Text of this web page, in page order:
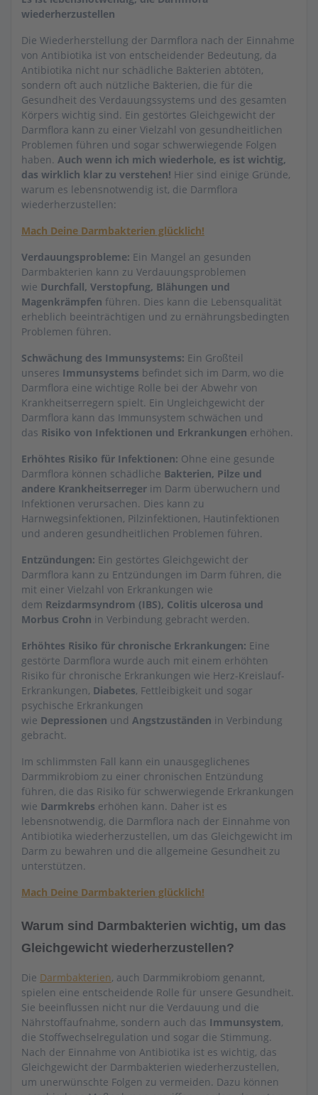
wiederherzustellen
Die Wiederherstellung der Darmflora nach der Einnahme
von Antibiotika ist von entscheidender Bedeutung, da
Antibiotika nicht nur schädliche Bakterien abtöten,
sondern oft auch nützliche Bakterien, die für die
Gesundheit des Verdauungssystems und des gesamten
Körpers wichtig sind. Ein gestörtes Gleichgewicht der
Darmflora kann zu einer Vielzahl von gesundheitlichen
Problemen führen und sogar schwerwiegende Folgen
haben. Auch wenn ich mich wiederhole, es ist wichtig,
das wirklich klar zu verstehen! Hier sind einige Gründe,
warum es lebensnotwendig ist, die Darmflora
wiederherzustellen:
Mach Deine Darmbakterien glücklich!
Verdauungsprobleme: Ein Mangel an gesunden
Darmbakterien kann zu Verdauungsproblemen
wie Durchfall, Verstopfung, Blähungen und
Magenkrämpfen führen. Dies kann die Lebensqualität
erheblich beeinträchtigen und zu ernährungsbedingten
Problemen führen.
Schwächung des Immunsystems: Ein Großteil
unseres Immunsystems befindet sich im Darm, wo die
Darmflora eine wichtige Rolle bei der Abwehr von
Krankheitserregern spielt. Ein Ungleichgewicht der
Darmflora kann das Immunsystem schwächen und
das Risiko von Infektionen und Erkrankungen erhöhen.
Erhöhtes Risiko für Infektionen: Ohne eine gesunde
Darmflora können schädliche Bakterien, Pilze und
andere Krankheitserreger im Darm überwuchern und
Infektionen verursachen. Dies kann zu
Harnwegsinfektionen, Pilzinfektionen, Hautinfektionen
und anderen gesundheitlichen Problemen führen.
Entzündungen: Ein gestörtes Gleichgewicht der
Darmflora kann zu Entzündungen im Darm führen, die
mit einer Vielzahl von Erkrankungen wie
dem Reizdarmsyndrom (IBS), Colitis ulcerosa und
Morbus Crohn in Verbindung gebracht werden.
Erhöhtes Risiko für chronische Erkrankungen: Eine
gestörte Darmflora wurde auch mit einem erhöhten
Risiko für chronische Erkrankungen wie Herz-Kreislauf-
Erkrankungen, Diabetes, Fettleibigkeit und sogar
psychische Erkrankungen
wie Depressionen und Angstzuständen in Verbindung
gebracht.
Im schlimmsten Fall kann ein unausgeglichenes
Darmmikrobiom zu einer chronischen Entzündung
führen, die das Risiko für schwerwiegende Erkrankungen
wie Darmkrebs erhöhen kann. Daher ist es
lebensnotwendig, die Darmflora nach der Einnahme von
Antibiotika wiederherzustellen, um das Gleichgewicht im
Darm zu bewahren und die allgemeine Gesundheit zu
unterstützen.
Mach Deine Darmbakterien glücklich!
Warum sind Darmbakterien wichtig, um das
Gleichgewicht wiederherzustellen?
Die Darmbakterien, auch Darmmikrobiom genannt,
spielen eine entscheidende Rolle für unsere Gesundheit.
Sie beeinflussen nicht nur die Verdauung und die
Nährstoffaufnahme, sondern auch das Immunsystem,
die Stoffwechselregulation und sogar die Stimmung.
Nach der Einnahme von Antibiotika ist es wichtig, das
Gleichgewicht der Darmbakterien wiederherzustellen,
um unerwünschte Folgen zu vermeiden. Dazu können